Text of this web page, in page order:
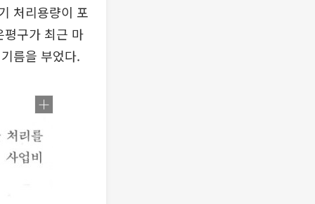
처리용량이 포
구가 최근 마
름을 부었다.